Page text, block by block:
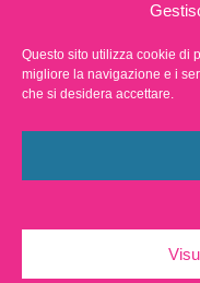
Questo sito utilizza cookie di
migliore la navigazione e i
che si desidera accettare.